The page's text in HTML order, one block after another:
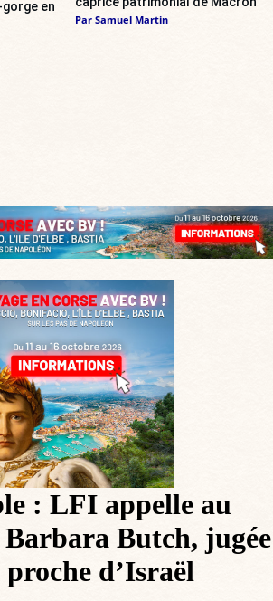
en
Par Samuel Martin
: LFI appelle au
Butch, jugée
d’Israël